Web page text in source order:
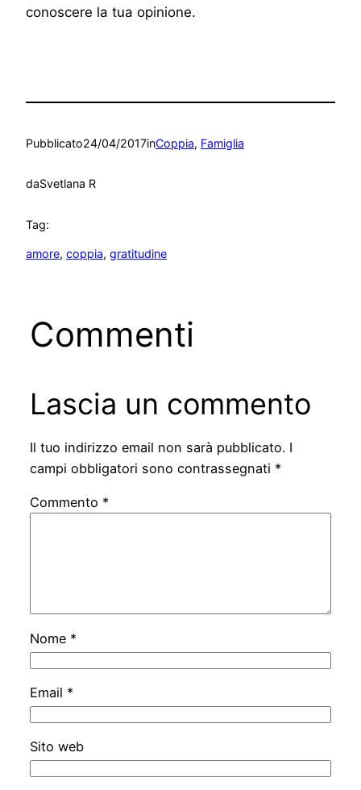
conoscere la tua opinione.
Pubblicato24/04/2017inCoppia, Famiglia
daSvetlana R
Tag:
amore, coppia, gratitudine
Commenti
Lascia un commento
Il tuo indirizzo email non sarà pubblicato. I
campi obbligatori sono contrassegnati *
Commento *
Nome *
Email *
Sito web